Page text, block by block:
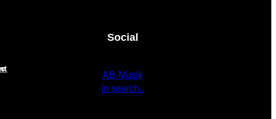
Social
AB-Musik
In search..